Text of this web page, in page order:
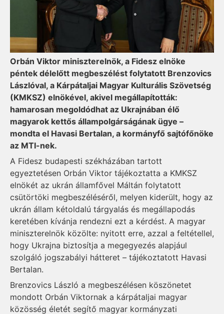
Orbán Viktor miniszterelnök, a Fidesz elnöke
péntek délelőtt megbeszélést folytatott Brenzovics
Lászlóval, a Kárpátaljai Magyar Kulturális Szövetség
(KMKSZ) elnökével, akivel megállapították:
hamarosan megoldódhat az Ukrajnában élő
magyarok kettős állampolgárságának ügye –
mondta el Havasi Bertalan, a kormányfő sajtófőnöke
az MTI-nek.
A Fidesz budapesti székházában tartott
egyeztetésen Orbán Viktor tájékoztatta a KMKSZ
elnökét az ukrán államfővel Máltán folytatott
csütörtöki megbeszéléséről, melyen kiderült, hogy az
ukrán állam kétoldalú tárgyalás és megállapodás
keretében kívánja rendezni ezt a kérdést. A magyar
miniszterelnök közölte: nyitott erre, azzal a feltétellel,
hogy Ukrajna biztosítja a megegyezés alapjául
szolgáló jogszabályi hátteret – tájékoztatott Havasi
Bertalan.
Brenzovics László a megbeszélésen köszönetet
mondott Orbán Viktornak a kárpátaljai magyar
közösség életét segítő magyar kormányzati